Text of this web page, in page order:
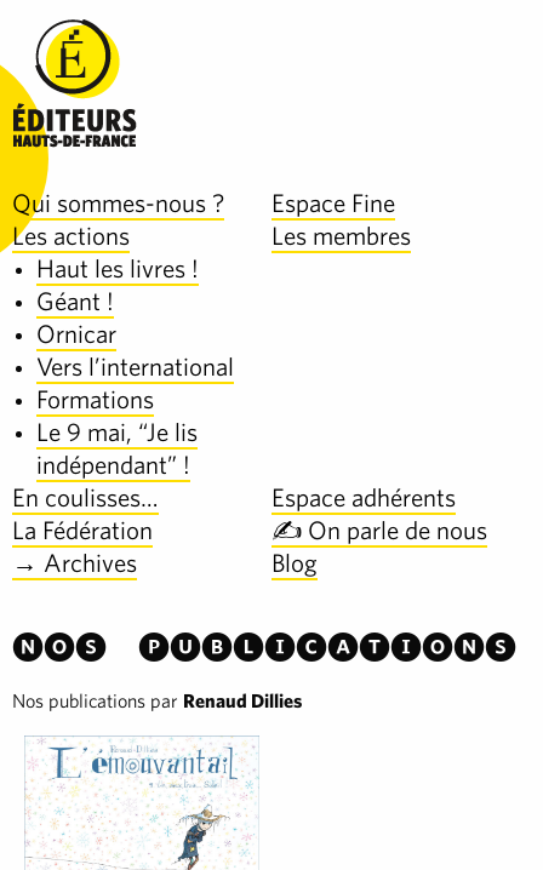
Qui sommes-nous ?
Espace Fine
Les actions
Haut les livres !
Géant !
Ornicar
Vers l’international
Formations
Le 9 mai, “Je lis
indépendant” !
Les membres
En coulisses…
Espace adhérents
La Fédération
✍️ On parle de nous
→ Archives
Blog
Nos publications
Nos publications par Renaud Dillies